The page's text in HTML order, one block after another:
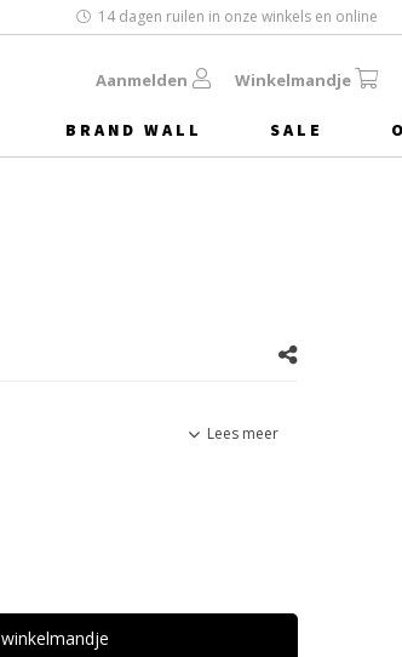
14 dagen ruilen in onze winkels en online
Aanmelden Winkelmandje
BRAND WALL SALE
Lees meer
winkelmandje